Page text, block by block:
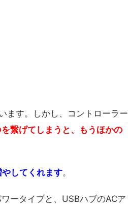
ます。しかし、コントローラー
を繋げてしまうと、もうほかの
してくれます。
ータイプと、USBハブのACア